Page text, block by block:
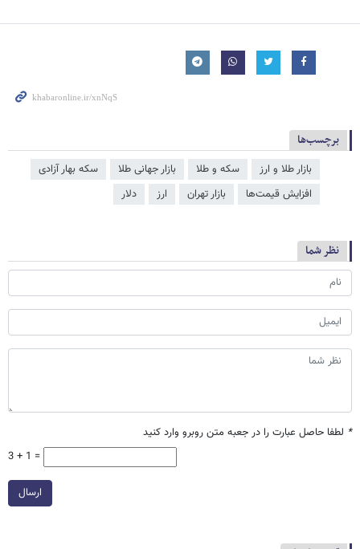
برچسب‌ها
بازار طلا و ارز سکه و طلا بازار جهانی طلا
سکه بهار آزادی
افزایش قیمت‌ها
بازار تهران ارز دلار
نظر شما
* لطفا حاصل عبارت را در جعبه متن روبرو وارد کنید
3 + 1 =
ارسال